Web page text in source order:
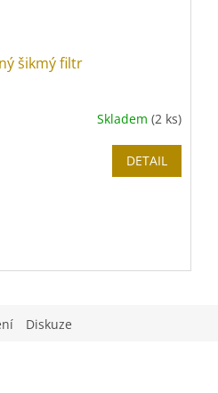
šikmý filtr
Skladem (2 ks)
DETAIL
možno dokoupitZDE.
Diskuze